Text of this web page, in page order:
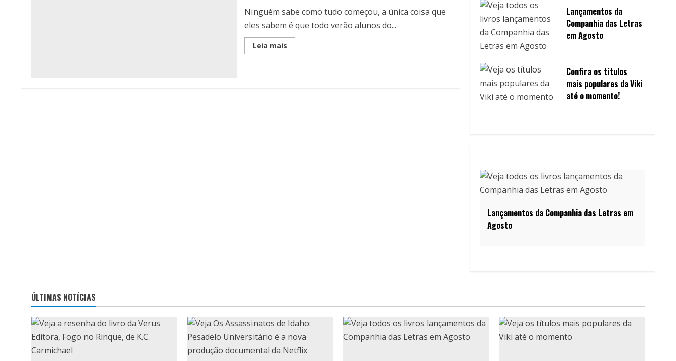
Ninguém sabe como tudo começou, a única coisa que
eles sabem é que todo verão alunos do...
Leia maisRead
more
Lançamentos da
Companhia das Letras
em Agosto
Confira os títulos
mais populares da Viki
até o momento!
Lançamentos da Companhia das Letras em
Agosto
ÚLTIMAS NOTÍCIAS